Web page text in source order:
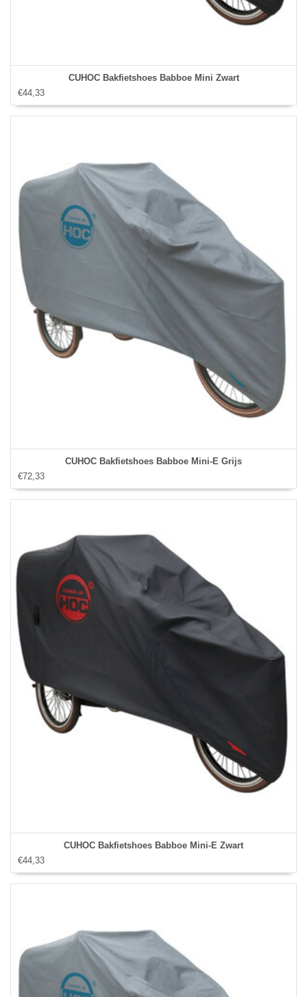
CUHOC Bakfietshoes Babboe Mini Zwart
€44,33
CUHOC Bakfietshoes Babboe Mini-E Grijs
€72,33
CUHOC Bakfietshoes Babboe Mini-E Zwart
€44,33